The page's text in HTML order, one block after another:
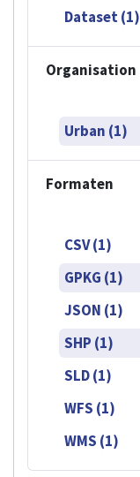
Dataset (1)
Organisation
Urban (1)
Formaten
CSV (1)
GPKG (1)
JSON (1)
SHP (1)
SLD (1)
WFS (1)
WMS (1)